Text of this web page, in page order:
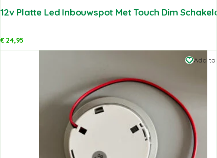
12v Platte Led Inbouwspot Met Touch Dim
€24,95
Add to